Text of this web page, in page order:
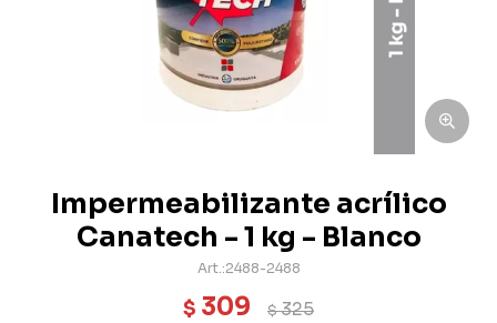
Impermeabilizante acrílico
Canatech - 1 kg - Blanco
2488-2488
$ 309 $325